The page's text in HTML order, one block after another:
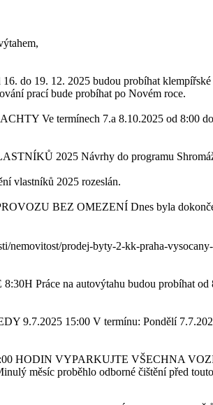
16. do 19. 12. 2025 budou probíhat
prací bude probíhat po Novém roce.
Ve termínech 7.a 8.10.2025 od 8:00
2025 Návrhy do programu
vlastníků 2025 rozeslán.
BEZ OMEZENÍ Dnes byla
nemovitost/prodej-byty-2-kk-praha-
8:30H Práce na autovýtahu budou probíhat
9.7.2025 15:00 V termínu: Pondělí
HODIN VYPARKUJTE VŠECHNA
měsíc proběhlo odborné čištění před